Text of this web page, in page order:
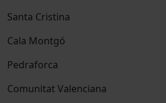
Santa Cristina
Cala Montgó
Pedraforca
Comunitat Valenciana